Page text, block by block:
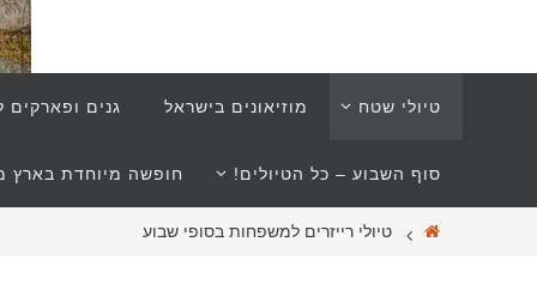
טיולי שטח מוזיאונים בישראל גנים ופארקים
סוף השבוע – כל הטיולים! חופשה מיוחדת בארץ
טיולי רייזרים למשפחות בסופי שבוע